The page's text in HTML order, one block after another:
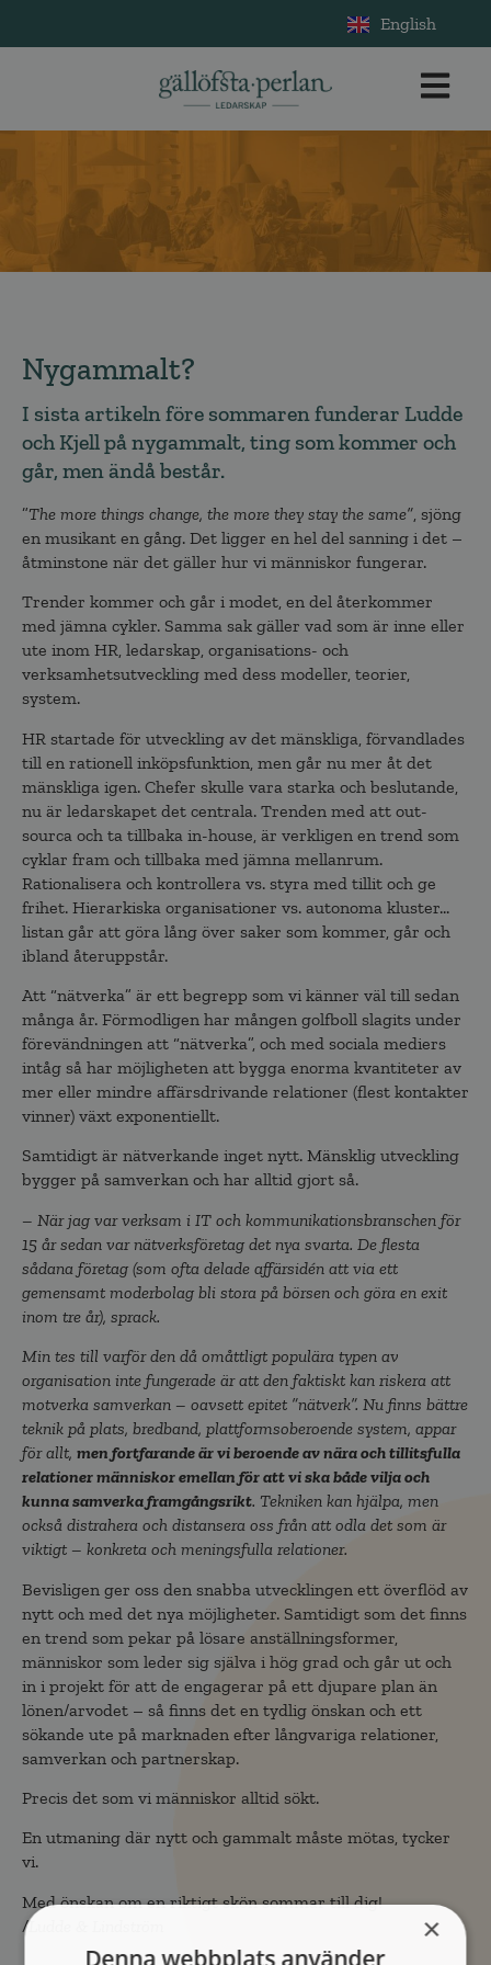
English
Nygammalt?
I sista artikeln före sommaren funderar Ludde
och Kjell på nygammalt, ting som kommer och
går, men ändå består.
”The more things change, the more they stay the same” , sjöng
en musikant en gång. Det ligger en hel del sanning i det –
åtminstone när det gäller hur vi människor fungerar.
Trender kommer och går i modet, en del återkommer
med jämna cykler. Samma sak gäller vad som är inne eller
ute inom HR, ledarskap, organisations- och
verksamhetsutveckling med dess modeller, teorier,
system.
HR startade för utveckling av det mänskliga, förvandlades
till en rationell inköpsfunktion, men går nu mer åt det
mänskliga igen. Chefer skulle vara starka och beslutande,
nu är ledarskapet det centrala. Trenden med att out-
sourca och ta tillbaka in-house, är verkligen en trend som
cyklar fram och tillbaka med jämna mellanrum.
Rationalisera och kontrollera vs. styra med tillit och ge
frihet. Hierarkiska organisationer vs. autonoma kluster…
listan går att göra lång över saker som kommer, går och
ibland återuppstår.
Att “nätverka” är ett begrepp som vi känner väl till sedan
många år. Förmodligen har mången golfboll slagits under
förevändningen att “nätverka”, och med sociala mediers
intåg så har möjligheten att bygga enorma kvantiteter av
mer eller mindre affärsdrivande relationer (flest kontakter
vinner) växt exponentiellt.
Samtidigt är nätverkande inget nytt. Mänsklig utveckling
bygger på samverkan och har alltid gjort så.
– När jag var verksam i IT och kommunikationsbranschen för
15 år sedan var nätverksföretag det nya svarta. De flesta
sådana företag (som ofta delade affärsidén att via ett
gemensamt moderbolag bli stora på börsen och göra en exit
inom tre år), sprack.
Min tes till varför den då omåttligt populära typen av
organisation inte fungerade är att den faktiskt kan riskera att
motverka samverkan – oavsett epitet ”nätverk”. Nu finns bättre
teknik på plats, bredband, plattformsoberoende system, appar
för allt, men fortfarande är vi beroende av nära och tillitsfulla
relationer människor emellan för att vi ska både vilja och
kunna samverka framgångsrikt. Tekniken kan hjälpa, men
också distrahera och distansera oss från att odla det som är
viktigt – konkreta och meningsfulla relationer.
Bevisligen ger oss den snabba utvecklingen ett överflöd av
nytt och med det nya möjligheter. Samtidigt som det finns
en trend som pekar på lösare anställningsformer,
människor som leder sig själva i hög grad och går ut och
in i projekt för att de engagerar på ett djupare plan än
lönen/arvodet – så finns det en tydlig önskan och ett
sökande ute på marknaden efter långvariga relationer,
samverkan och partnerskap.
Precis det som vi människor alltid sökt.
En utmaning där nytt och gammalt måste mötas, tycker
vi.
Med önskan om en riktigt skön sommar till dig!
/Ludde & Lindström
×
Denna webbplats använder